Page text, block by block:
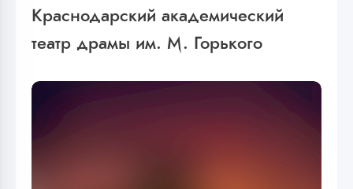
Краснодарский академический
театр драмы им. М. Горького